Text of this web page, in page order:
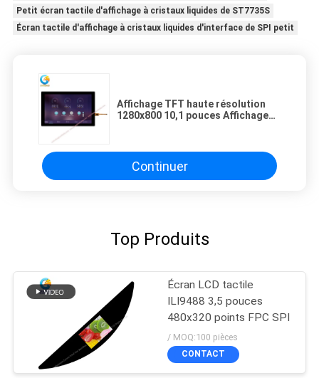
Petit écran tactile d'affichage à cristaux liquides de ST7735S
Écran tactile d'affichage à cristaux liquides d'interface de SPI petit
Affichage TFT haute résolution
1280x800 10,1 pouces Affichage
Continuer
Top Produits
Écran LCD tactile
ILI9488 3,5 pouces
480x320 points FPC SPI
/ MOQ:100 pièces
CONTACT